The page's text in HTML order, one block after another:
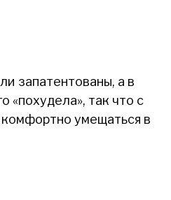
запатентованы, а в
«похудела», так что с
умещаться в